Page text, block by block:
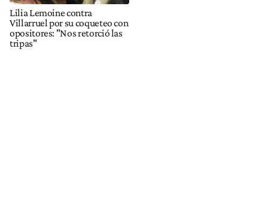
Lilia Lemoine contra
Villarruel por su coqueteo con
opositores: "Nos retorció las
tripas"